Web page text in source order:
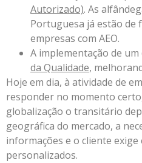
Autorizado). As
Portuguesa já estão de
empresas com AEO.
A implementação de um
da Qualidade,
Hoje em dia, à atividade de
responder no momento
globalização o transitário
geográfica do mercado, a
informações e o cliente exige
personalizados.